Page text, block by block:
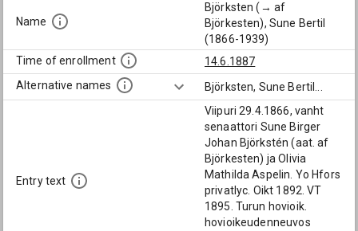
Name
Björksten (→ af
Björkesten), Sune Bertil
(1866-1939)
Time of enrollment
14.6.1887
Alternative names
Björksten, Sune Bertil
Entry text
Viipuri 29.4.1866, vanht
senaattori Sune Birger
Johan Björkstén (aat. af
Björkesten) ja Olivia
Mathilda Aspelin. Yo Hfors
privatlyc. Oikt 1892. VT
1895. Turun hovioik.
hovioikeudenneuvos